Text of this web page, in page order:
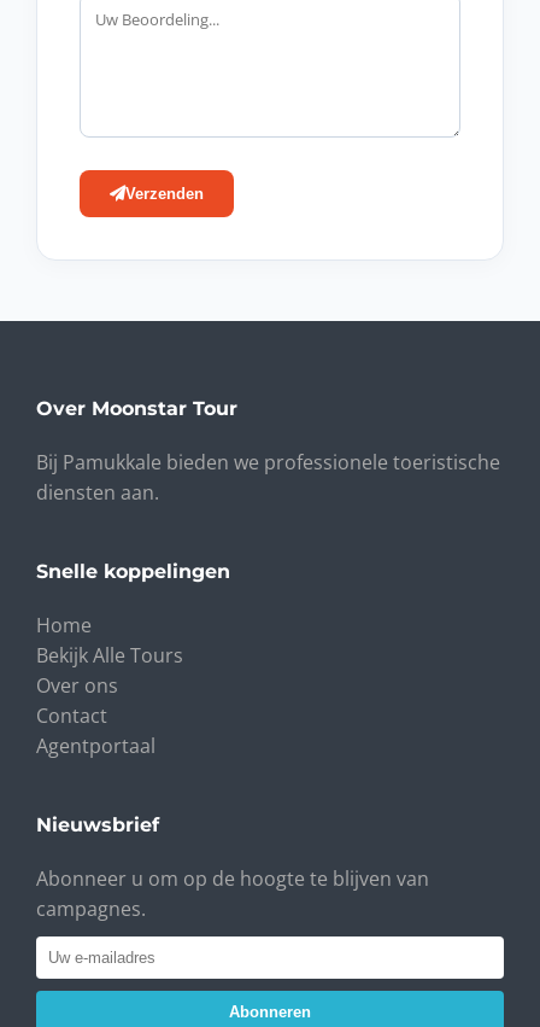
Verzenden
Over Moonstar Tour
Bij Pamukkale bieden we professionele toeristische
diensten aan.
Snelle koppelingen
Home
Bekijk Alle Tours
Over ons
Contact
Agentportaal
Nieuwsbrief
Abonneer u om op de hoogte te blijven van
campagnes.
Abonneren